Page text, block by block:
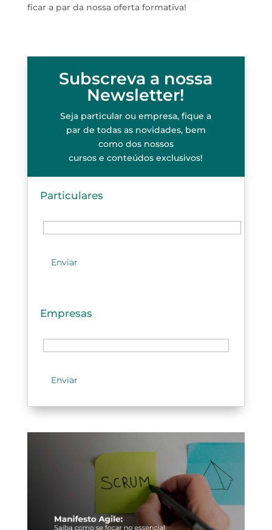
ficar a par da nossa oferta formativa!
Subscreva a nossa
Newsletter!
Seja particular ou empresa, fique a
par de todas as novidades, bem
como dos nossos
cursos e conteúdos exclusivos!
Particulares
Empresas